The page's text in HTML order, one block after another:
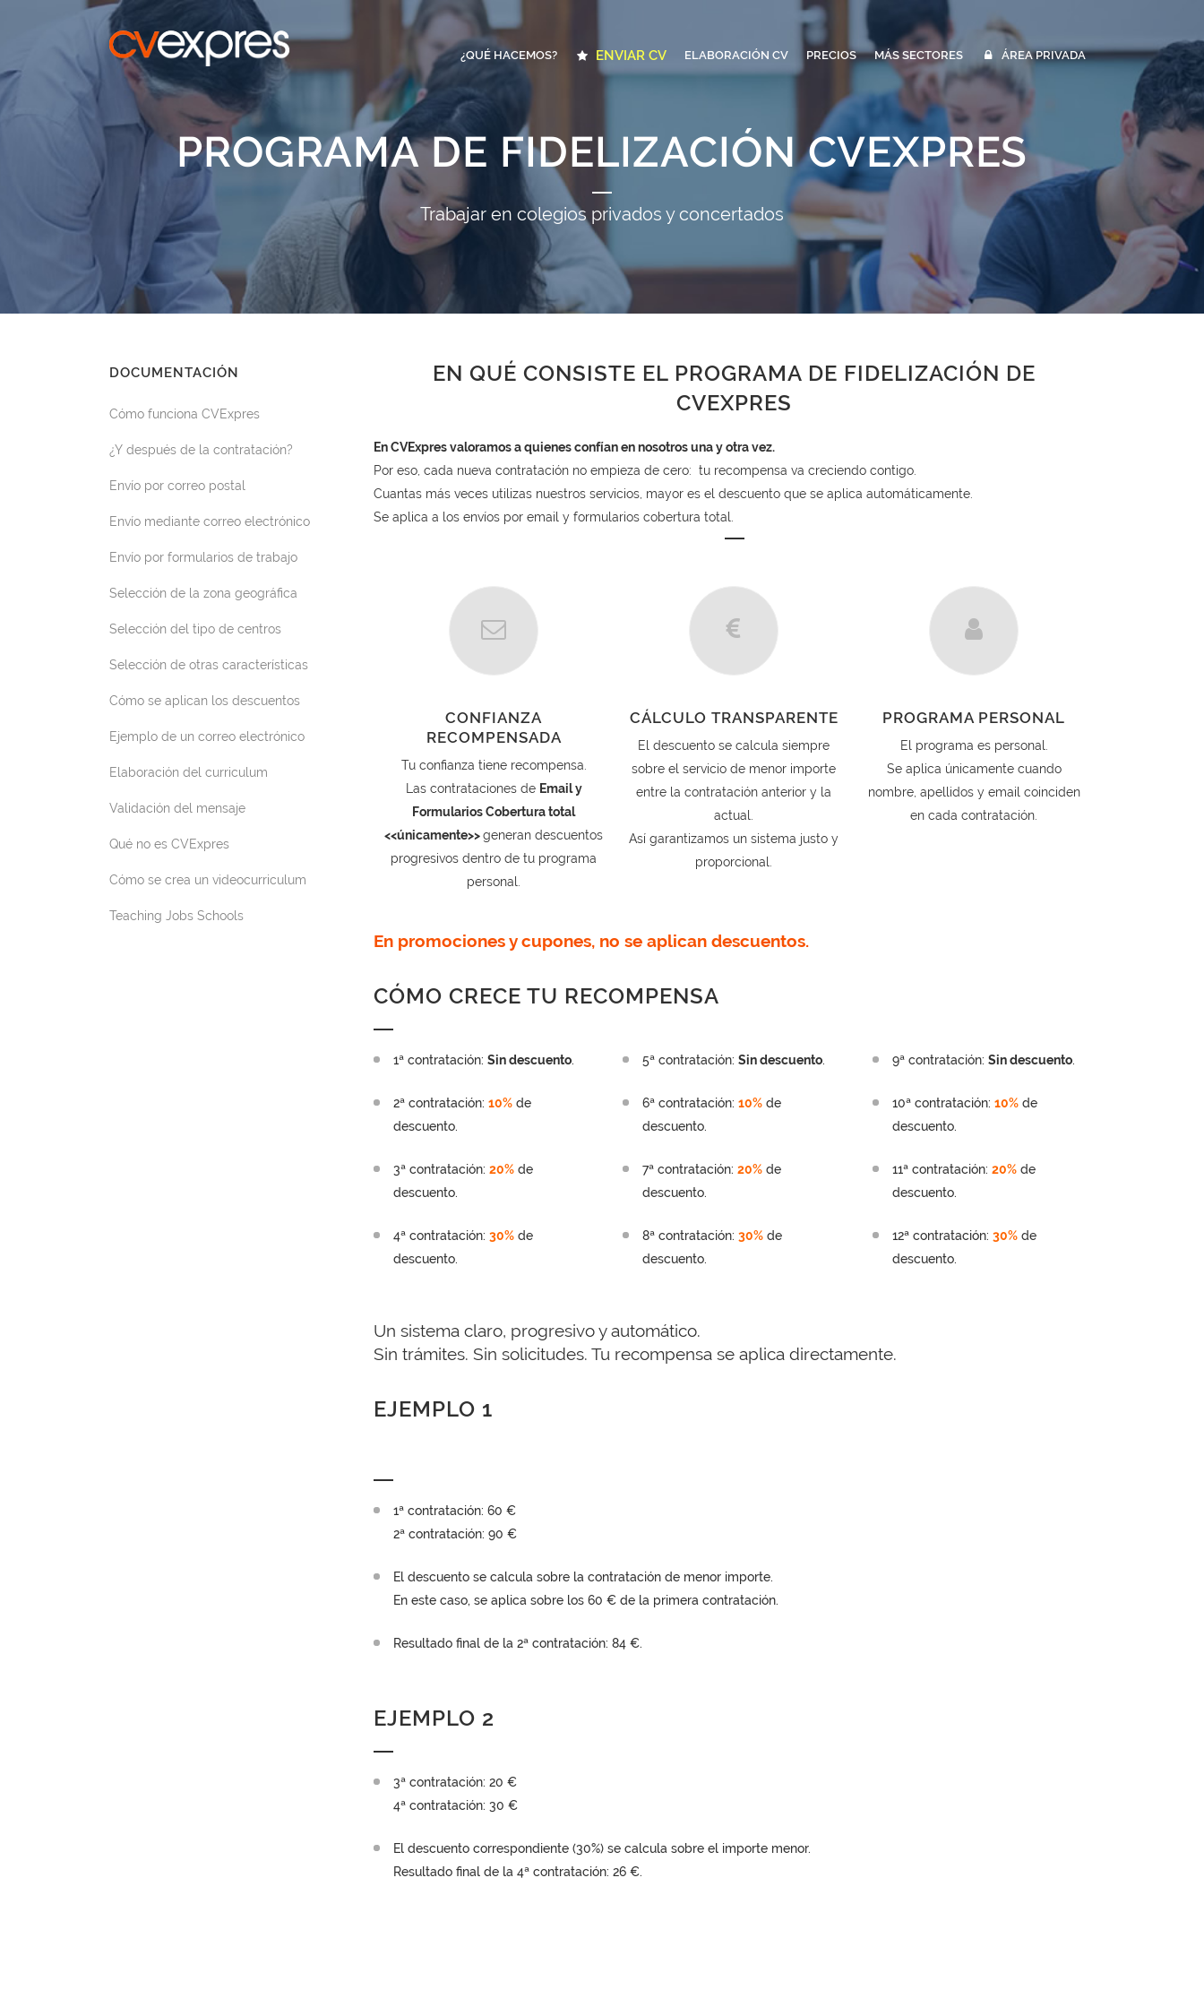
¿QUÉ HACEMOS? ENVIAR CV ELABORACIÓN CV PRECIOS MÁS SECTORES ÁREA PRIVADA
PROGRAMA DE FIDELIZACIÓN CVEXPRES
Trabajar en colegios privados y concertados
DOCUMENTACIÓN
Cómo funciona CVExpres
¿Y después de la contratación?
Envío por correo postal
Envío mediante correo electrónico
Envío por formularios de trabajo
Selección de la zona geográfica
Selección del tipo de centros
Selección de otras características
Cómo se aplican los descuentos
Ejemplo de un correo electrónico
Elaboración del curriculum
Validación del mensaje
Qué no es CVExpres
Cómo se crea un videocurriculum
Teaching Jobs Schools
EN QUÉ CONSISTE EL PROGRAMA DE FIDELIZACIÓN DE
CVEXPRES
En CVExpres valoramos a quienes confían en nosotros una y otra vez.
Por eso, cada nueva contratación no empieza de cero: tu recompensa va creciendo contigo.
Cuantas más veces utilizas nuestros servicios, mayor es el descuento que se aplica automáticamente.
Se aplica a los envíos por email y formularios cobertura total.
CONFIANZA
RECOMPENSADA
Tu confianza tiene recompensa.
Las contrataciones de Email y
Formularios Cobertura total
<<únicamente>>generan descuentos
progresivos dentro de tu programa
personal.
CÁLCULO TRANSPARENTE
El descuento se calcula siempre
sobre el servicio de menor importe
entre la contratación anterior y la
actual.
Así garantizamos un sistema justo y
proporcional.
PROGRAMA PERSONAL
El programa es personal.
Se aplica únicamente cuando
nombre, apellidos y email coinciden
en cada contratación.
En promociones y cupones, no se aplican descuentos.
CÓMO CRECE TU RECOMPENSA
1ª contratación: Sin descuento.
2ª contratación: 10% de
descuento.
3ª contratación: 20% de
descuento.
4ª contratación: 30% de
descuento.
5ª contratación:Sin descuento.
6ª contratación:10% de
descuento.
7ª contratación:20% de
descuento.
8ª contratación:30% de
descuento.
9ª contratación: Sin descuento.
10ª contratación: 10%de
descuento.
11ª contratación: 20%de
descuento.
12ª contratación: 30%de
descuento.
Un sistema claro, progresivo y automático.
Sin trámites. Sin solicitudes. Tu recompensa se aplica directamente.
EJEMPLO 1
1ª contratación: 60 €
2ª contratación: 90 €
El descuento se calcula sobre la contratación de menor importe.
En este caso, se aplica sobre los 60 € de la primera contratación.
Resultado final de la 2ª contratación: 84 €.
EJEMPLO 2
3ª contratación: 20 €
4ª contratación: 30 €
El descuento correspondiente (30%) se calcula sobre el importe menor.
Resultado final de la 4ª contratación: 26 €.